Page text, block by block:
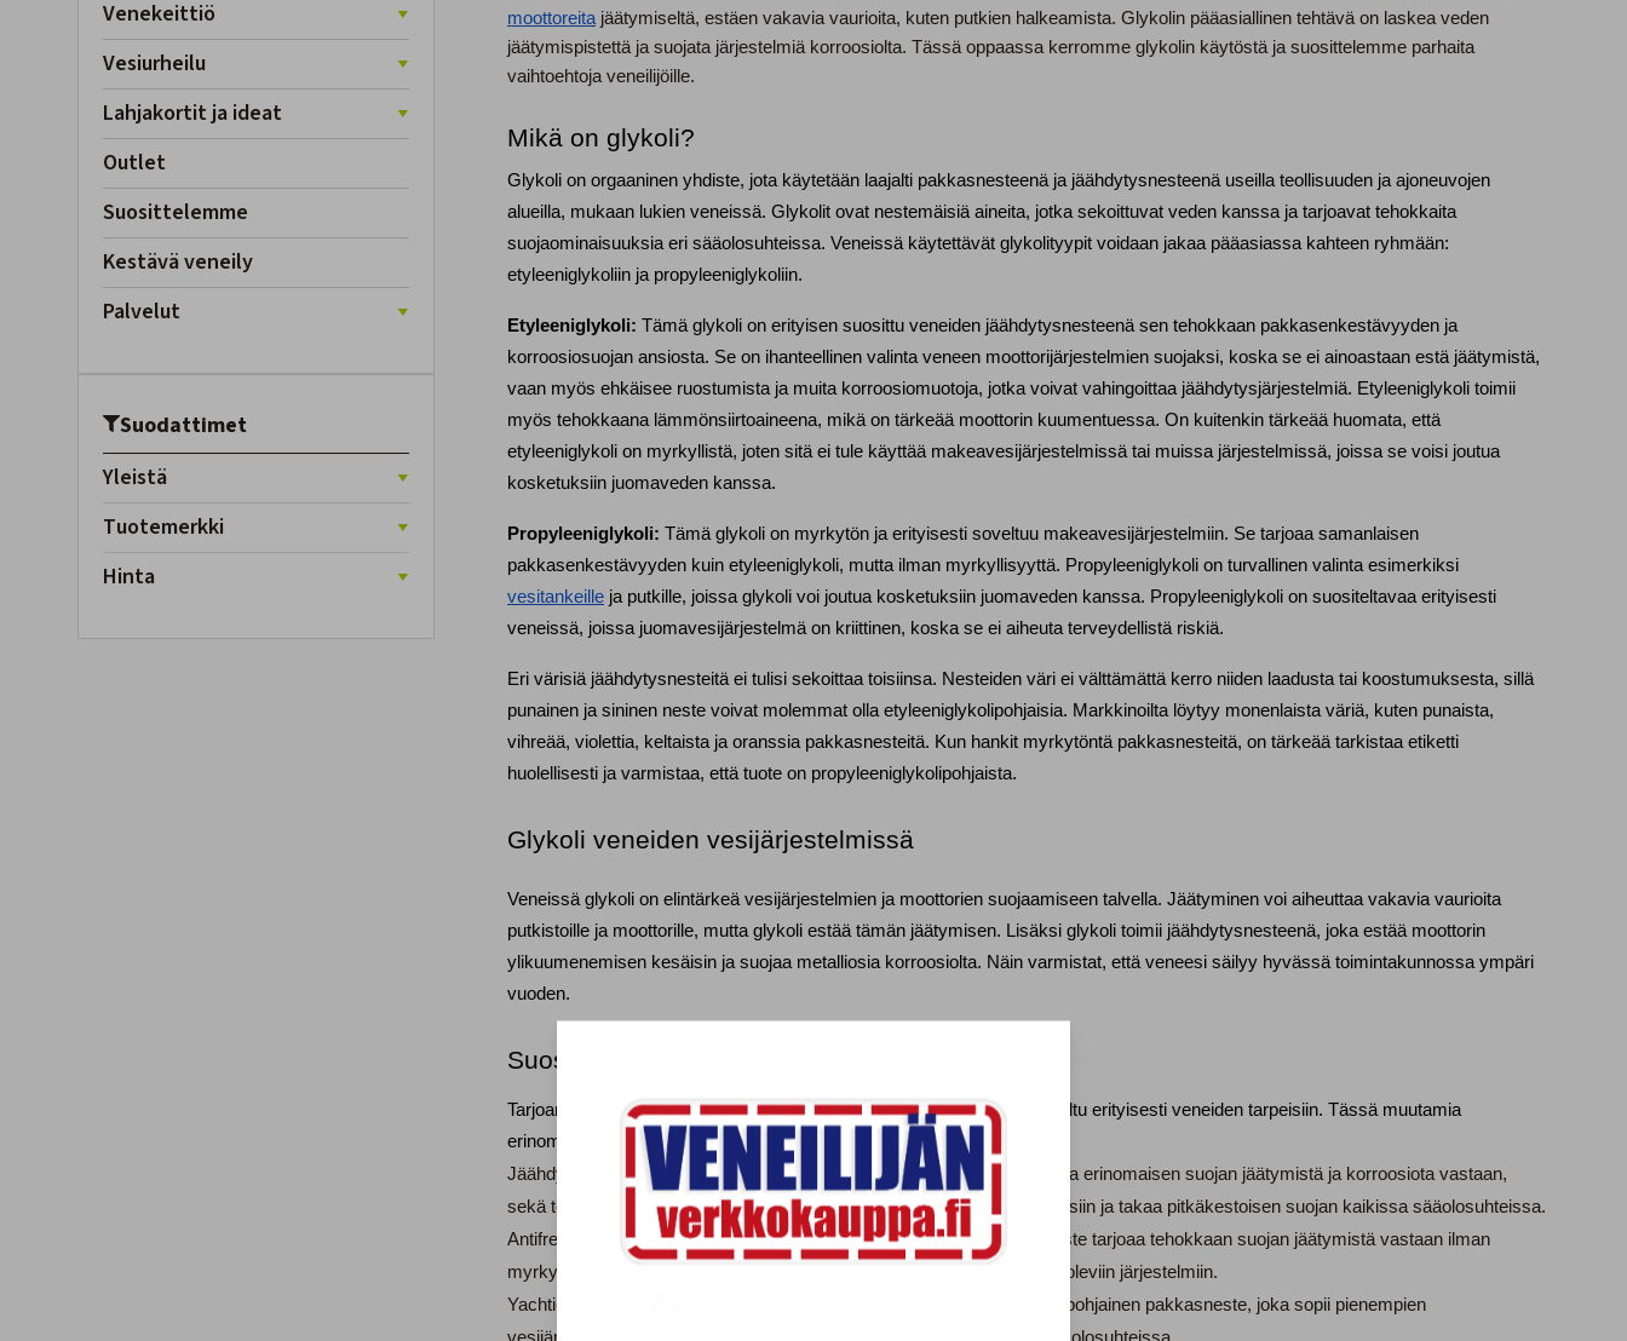
Venekeittiö
Vesiurheilu
Lahjakortit ja ideat
Outlet
Suosittelemme
Kestävä veneily
Palvelut
Suodattimet
Yleistä
Tuotemerkki
Hinta
moottoreita jäätymiseltä, estäen vakavia vaurioita, kuten putkien halkeamista. Glykolin pääasiallinen tehtävä on laskea veden
jäätymispistettä ja suojata järjestelmiä korroosiolta. Tässä oppaassa kerromme glykolin käytöstä ja suosittelemme parhaita
vaihtoehtoja veneilijöille.
Mikä on glykoli?
Glykoli on orgaaninen yhdiste, jota käytetään laajalti pakkasnesteenä ja jäähdytysnesteenä useilla teollisuuden ja ajoneuvojen
alueilla, mukaan lukien veneissä. Glykolit ovat nestemäisiä aineita, jotka sekoittuvat veden kanssa ja tarjoavat tehokkaita
suojaominaisuuksia eri sääolosuhteissa. Veneissä käytettävät glykolityypit voidaan jakaa pääasiassa kahteen ryhmään:
etyleeniglykoliin ja propyleeniglykoliin.
Etyleeniglykoli: Tämä glykoli on erityisen suosittu veneiden jäähdytysnesteenä sen tehokkaan pakkasenkestävyyden ja
korroosiosuojan ansiosta. Se on ihanteellinen valinta veneen moottorijärjestelmien suojaksi, koska se ei ainoastaan estä jäätymistä,
vaan myös ehkäisee ruostumista ja muita korroosiomuotoja, jotka voivat vahingoittaa jäähdytysjärjestelmiä. Etyleeniglykoli toimii
myös tehokkaana lämmönsiirtoaineena, mikä on tärkeää moottorin kuumentuessa. On kuitenkin tärkeää huomata, että
etyleeniglykoli on myrkyllistä, joten sitä ei tule käyttää makeavesijärjestelmissä tai muissa järjestelmissä, joissa se voisi joutua
kosketuksiin juomaveden kanssa.
Propyleeniglykoli: Tämä glykoli on myrkytön ja erityisesti soveltuu makeavesijärjestelmiin. Se tarjoaa samanlaisen
vesitankeille ja putkille, joissa glykoli voi joutua kosketuksiin juomaveden kanssa. Propyleeniglykoli on suositeltavaa erityisesti
veneissä, joissa juomavesijärjestelmä on kriittinen, koska se ei aiheuta terveydellistä riskiä.
Eri värisiä jäähdytysnesteitä ei tulisi sekoittaa toisiinsa. Nesteiden väri ei välttämättä kerro niiden laadusta tai koostumuksesta, sillä
punainen ja sininen neste voivat molemmat olla etyleeniglykolipohjaisia. Markkinoilta löytyy monenlaista väriä, kuten punaista,
vihreää, violettia, keltaista ja oranssia pakkasnesteitä. Kun hankit myrkytöntä pakkasnesteitä, on tärkeää tarkistaa etiketti
huolellisesti ja varmistaa, että tuote on propyleeniglykolipohjaista.
Glykoli veneiden vesijärjestelmissä
Veneissä glykoli on elintärkeä vesijärjestelmien ja moottorien suojaamiseen talvella. Jäätyminen voi aiheuttaa vakavia vaurioita
putkistoille ja moottorille, mutta glykoli estää tämän jäätymisen. Lisäksi glykoli toimii jäähdytysnesteenä, joka estää moottorin
ylikuumenemisen kesäisin ja suojaa metalliosia korroosiolta. Näin varmistat, että veneesi säilyy hyvässä toimintakunnossa ympäri
vuoden.
Suositukset Veneilijän verkkokaupan glykoleista
Tarjoamme kattavan valikoiman laadukkaita glykoleja, jotka on suunniteltu erityisesti veneiden tarpeisiin. Tässä muutamia
erinomaisia vaihtoehtoja:
Jäähdytinneste Glykoli 10L : Tämä etyleeniglykoli-pohjainen neste tarjoaa erinomaisen suojan jäätymistä ja korroosiota vastaan,
sekä tehokkaan lämmönsiirron. 10 litran pakkaus riittää useimpiin veneisiin ja takaa pitkäkestoisen suojan kaikissa sääolosuhteissa.
Antifreeze Myrkytön Glykoli 5L: Tämä propyleeniglykoliin perustuva neste tarjoaa tehokkaan suojan jäätymistä vastaan ilman
myrkyllisiä aineita. Sopii erityisesti juomaveden kanssa kosketuksissa oleviin järjestelmiin.
Yachticon Aqua Frozt Myrkytön Glykoli 2L
: Myrkytön propyleeniglykoli-pohjainen pakkasneste, joka sopii pienempien
vesijärjestelmien ylläpitoon. Tarjoaa luotettavan suojan kylmimmissäkin olosuhteissa.